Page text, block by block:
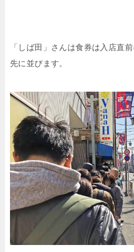
「しば田」さんは食券は入店直
先に並びます。